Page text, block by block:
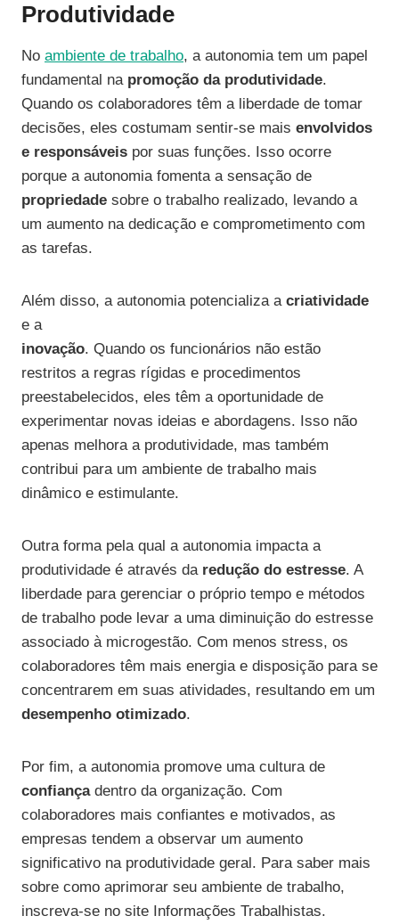
Produtividade
No ambiente de trabalho, a autonomia tem um papel
fundamental na promoção da produtividade.
Quando os colaboradores têm a liberdade de tomar
decisões, eles costumam sentir-se mais envolvidos
e responsáveis por suas funções. Isso ocorre
porque a autonomia fomenta a sensação de
propriedade sobre o trabalho realizado, levando a
um aumento na dedicação e comprometimento com
as tarefas.
Além disso, a autonomia potencializa a criatividade
e a
inovação. Quando os funcionários não estão
restritos a regras rígidas e procedimentos
preestabelecidos, eles têm a oportunidade de
experimentar novas ideias e abordagens. Isso não
apenas melhora a produtividade, mas também
contribui para um ambiente de trabalho mais
dinâmico e estimulante.
Outra forma pela qual a autonomia impacta a
produtividade é através da redução do estresse. A
liberdade para gerenciar o próprio tempo e métodos
de trabalho pode levar a uma diminuição do estresse
associado à microgestão. Com menos stress, os
colaboradores têm mais energia e disposição para se
concentrarem em suas atividades, resultando em um
desempenho otimizado.
Por fim, a autonomia promove uma cultura de
confiançadentro da organização. Com
colaboradores mais confiantes e motivados, as
empresas tendem a observar um aumento
significativo na produtividade geral. Para saber mais
sobre como aprimorar seu ambiente de trabalho,
inscreva-se no site Informações Trabalhistas.